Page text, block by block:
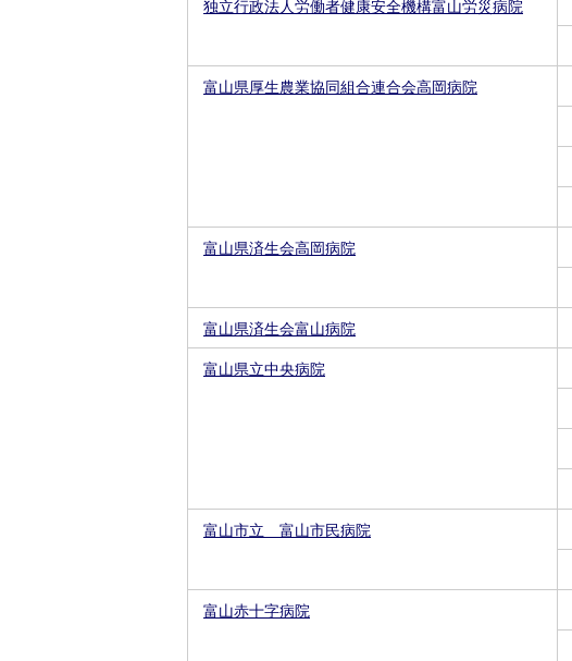
独立行政法人労働者健康安全機構富山労災病院
富山県厚生農業協同組合連合会高岡病院
富山県済生会高岡病院
富山県済生会富山病院
富山県立中央病院
富山市立 富山市民病院
富山赤十字病院